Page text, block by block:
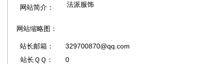
网站简介：
法派服饰
网站缩略图：
站长邮箱：
329700870@qq.com
站长ＱＱ：
0